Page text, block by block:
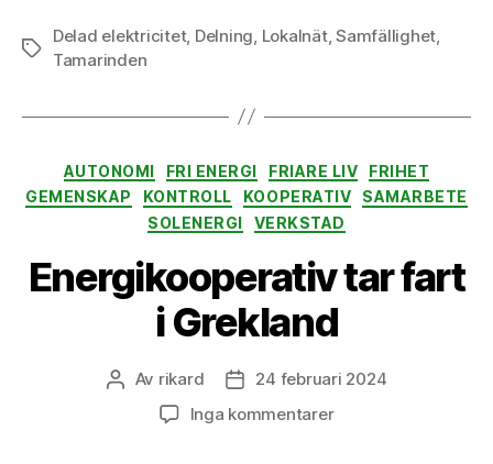
Etiketter
Delad elektricitet, Delning Lokalnät,Samfällighet
Tamarinden
Kategorier
AUTONOMI FRI ENERGI FRIARE LIV
FRIHET
GEMENSKAP
KONTROLL KOOPERATIV
SAMARBETE
SOLENERGI
VERKSTAD
Energikooperativ tar fart
i Grekland
Inläggsförfattare
Av rikard Inläggsdatum
24 februari 2024
Inga kommentarertill